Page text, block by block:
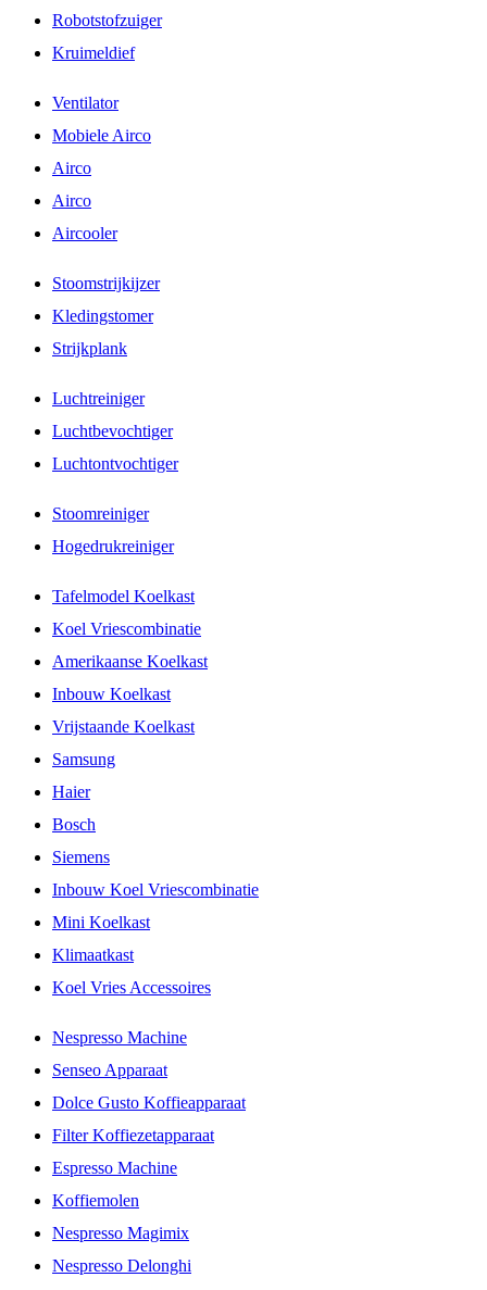
Robotstofzuiger
Kruimeldief
Ventilator
Mobiele Airco
Airco
Airco
Aircooler
Stoomstrijkijzer
Kledingstomer
Strijkplank
Luchtreiniger
Luchtbevochtiger
Luchtontvochtiger
Stoomreiniger
Hogedrukreiniger
Tafelmodel Koelkast
Koel Vriescombinatie
Amerikaanse Koelkast
Inbouw Koelkast
Vrijstaande Koelkast
Samsung
Haier
Bosch
Siemens
Inbouw Koel Vriescombinatie
Mini Koelkast
Klimaatkast
Koel Vries Accessoires
Nespresso Machine
Senseo Apparaat
Dolce Gusto Koffieapparaat
Filter Koffiezetapparaat
Espresso Machine
Koffiemolen
Nespresso Magimix
Nespresso Delonghi